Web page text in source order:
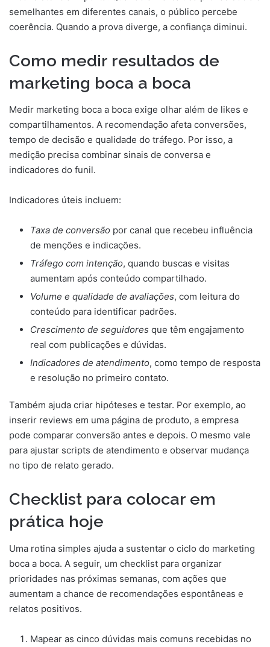
semelhantes em diferentes canais, o público percebe
coerência. Quando a prova diverge, a confiança diminui.
Como medir resultados de
marketing boca a boca
Medir marketing boca a boca exige olhar além de likes e
compartilhamentos. A recomendação afeta conversões,
tempo de decisão e qualidade do tráfego. Por isso, a
medição precisa combinar sinais de conversa e
indicadores do funil.
Indicadores úteis incluem:
Taxa de conversão por canal que recebeu influência
de menções e indicações.
Tráfego com intenção, quando buscas e visitas
aumentam após conteúdo compartilhado.
Volume e qualidade de avaliações, com leitura do
conteúdo para identificar padrões.
Crescimento de seguidores que têm engajamento
real com publicações e dúvidas.
Indicadores de atendimento, como tempo de resposta
e resolução no primeiro contato.
Também ajuda criar hipóteses e testar. Por exemplo, ao
inserir reviews em uma página de produto, a empresa
pode comparar conversão antes e depois. O mesmo vale
para ajustar scripts de atendimento e observar mudança
no tipo de relato gerado.
Checklist para colocar em
prática hoje
Uma rotina simples ajuda a sustentar o ciclo do marketing
boca a boca. A seguir, um checklist para organizar
prioridades nas próximas semanas, com ações que
aumentam a chance de recomendações espontâneas e
relatos positivos.
Mapear as cinco dúvidas mais comuns recebidas no